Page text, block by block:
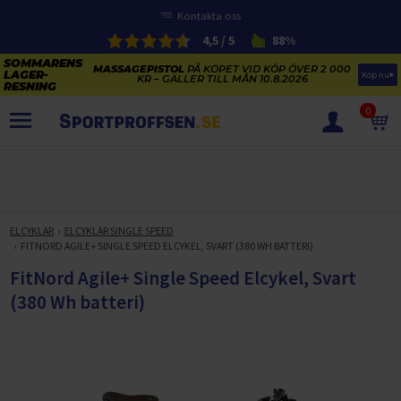
Kontakta oss
4,5 / 5 88%
MASSAGEPISTOLPÅ KÖPET VID KÖP ÖVER 2 000
KR – GÄLLER TILL MÅN 10.8.2026 Köp nu
0
ELCYKLARNAS SOMMARFÖRSÄLJNING
REA PÅ STUDSMATTOR
SOMMARREA PÅ TRÄNING OCH STYRKETRÄNING
Paketerbjudanden
ELCYKLAR
BÄNKAR OCH STÄLLNINGAR
TRÄNINGSMASKINER
ELCYKLAR
ELCYKLAR SINGLE SPEED
FITNORD AGILE+ SINGLE SPEED ​​ELCYKEL, SVART (380 WH BATTERI)
FitNord Agile+ Single Speed ​​Elcykel, Svart
(380 Wh batteri)